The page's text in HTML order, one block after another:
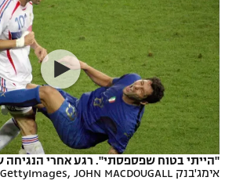
VOD
רץ ברשת
תוצאות
נבחרת ישראל
מכבי חיפה
בית"ר ירושלים
מכבי תל אביב
הפועל תל אביב
ליגה ספרדית
ליגה איטלקית
ליגה צרפתית
ליגה הולנדית
כדורסל נשים
מכבי תל אביב
הפועל חולון
הפועל ירושלים
דני אבדיה
יורוליג
יורוקאפ
טניס
כדוריד
כדורעף
שחייה
"הייתי בטוח שפספסתי". רגע אחרי הנגיחה
אימג'בנק GettyImages, JOHN MACDOUGALL